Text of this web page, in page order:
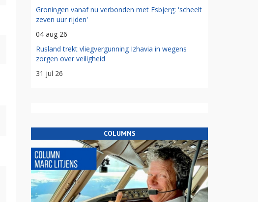
Groningen vanaf nu verbonden met Esbjerg: 'scheelt
zeven uur rijden'
04 aug 26
Rusland trekt vliegvergunning Izhavia in wegens
zorgen over veiligheid
31 jul 26
COLUMNS